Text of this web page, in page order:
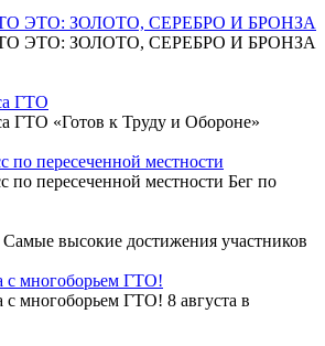
ЭТО: ЗОЛОТО, СЕРЕБРО И БРОНЗА
ЭТО: ЗОЛОТО, СЕРЕБРО И БРОНЗА
ГТО
ГТО «Готов к Труду и Обороне»
пересеченной местности
пересеченной местности Бег по
высокие достижения участников
с многоборьем ГТО!
с многоборьем ГТО! 8 августа в